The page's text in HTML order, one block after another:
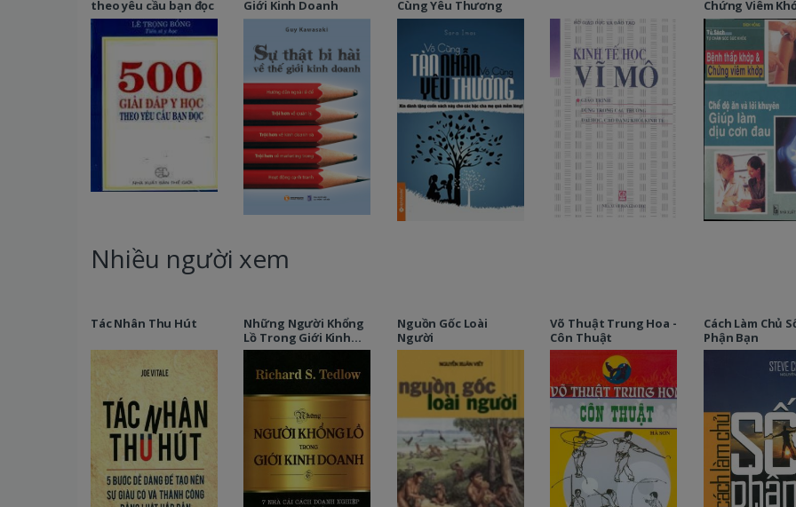
theo yêu cầu bạn đọc
Giới Kinh Doanh
Cùng Yêu Thương
Chứng Viêm
Nhiều người xem
Tác Nhân Thu Hút
Những Người Khổng
Lồ Trong Giới Kinh
Doanh
Nguồn Gốc Loài
Người
Võ Thuật Trung Hoa -
Côn Thuật
Cách Làm Chủ
Phận Bạn